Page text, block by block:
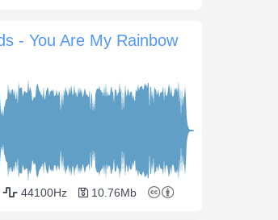
- You Are My Rainbow
44100Hz 10.76Mb